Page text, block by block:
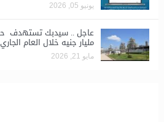
يونيو 05, 2026
مليار جنيه خلال العام الجاري
مايو 21, 2026